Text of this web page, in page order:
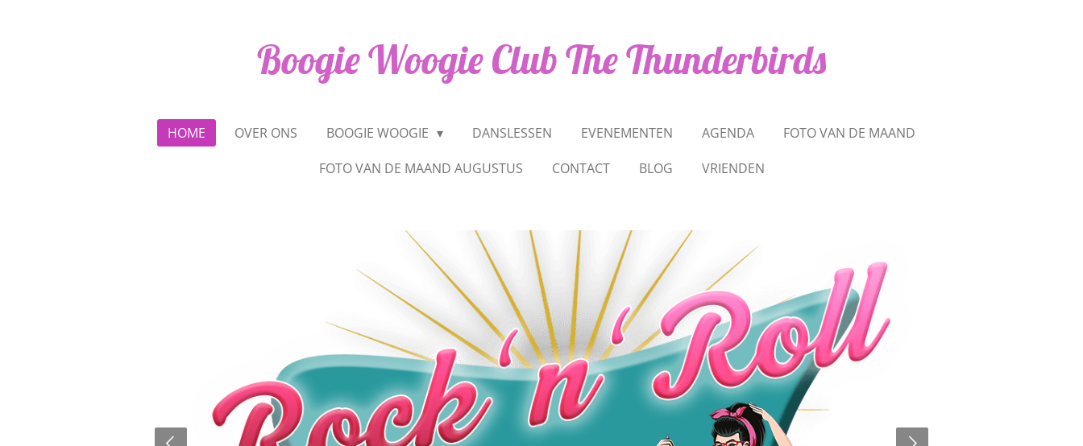
Boogie Woogie Club The Thunderbirds
HOME OVER ONS BOOGIE WOOGIE DANSLESSEN EVENEMENTEN AGENDA
FOTO VAN DE MAAND
FOTO VAN DE MAAND AUGUSTUS
CONTACT BLOG VRIENDEN